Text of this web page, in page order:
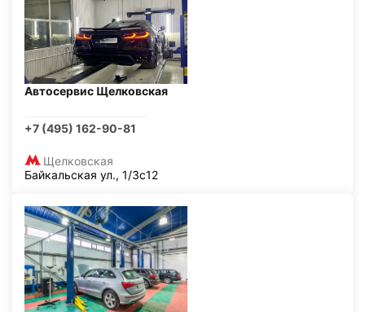
Автосервис Щелковская
+7 (495) 162-90-81
Щелковская
Байкальская ул., 1/3с12